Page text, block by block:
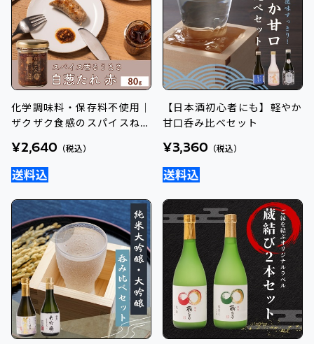
化学調味料・保存料不使用｜
ザクザク食感のスパイスねぎ
¥2,640 （税込）
【日本酒初心者にも】軽やか
甘口呑み比べセット
¥3,360 （税込）